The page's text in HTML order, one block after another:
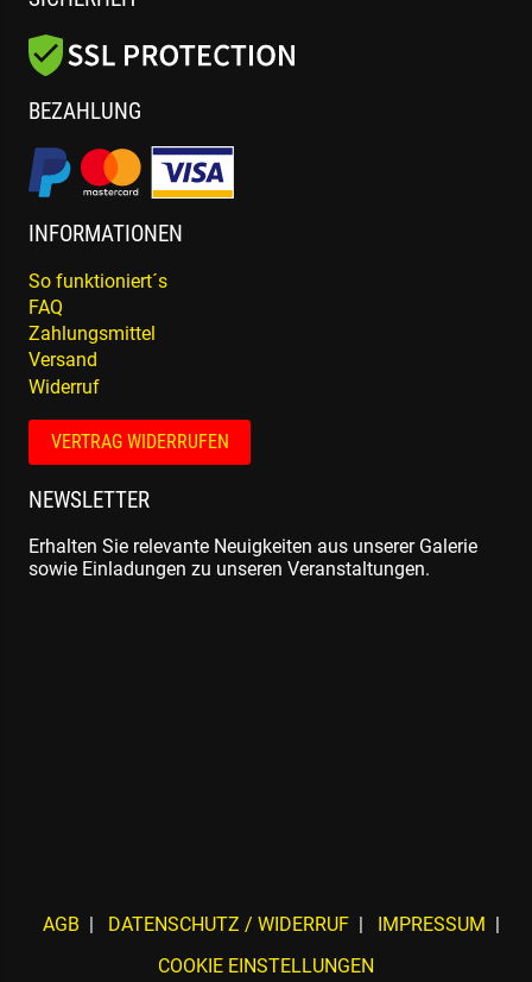
BEZAHLUNG
INFORMATIONEN
So funktioniert´s
FAQ
Zahlungsmittel
Versand
Widerruf
VERTRAG WIDERRUFEN
NEWSLETTER
Erhalten Sie relevante Neuigkeiten aus unserer Galerie
sowie Einladungen zu unseren Veranstaltungen.
AGB DATENSCHUTZ / WIDERRUF
IMPRESSUM
COOKIE EINSTELLUNGEN